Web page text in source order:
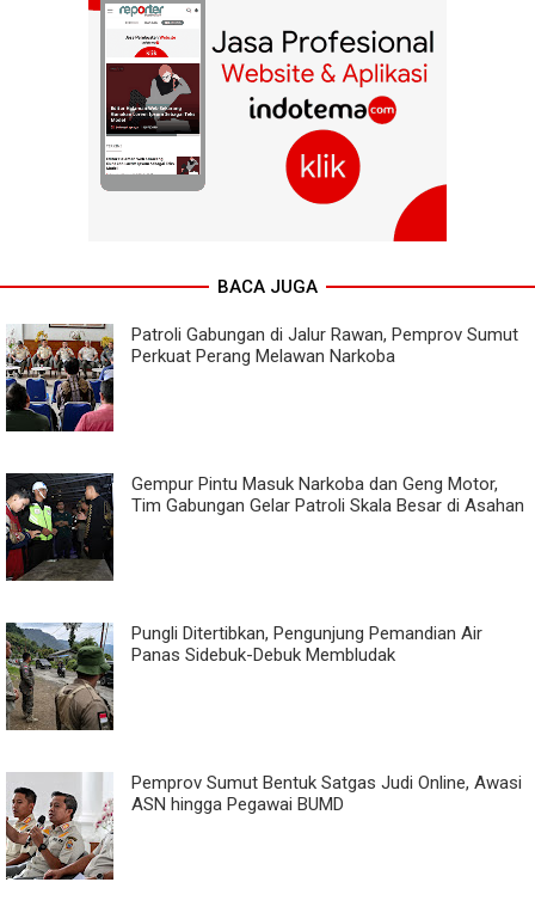
BACA JUGA
Patroli Gabungan di Jalur Rawan, Pemprov Sumut
Perkuat Perang Melawan Narkoba
Gempur Pintu Masuk Narkoba dan Geng Motor,
Tim Gabungan Gelar Patroli Skala Besar di Asahan
Pungli Ditertibkan, Pengunjung Pemandian Air
Panas Sidebuk-Debuk Membludak
Pemprov Sumut Bentuk Satgas Judi Online, Awasi
ASN hingga Pegawai BUMD